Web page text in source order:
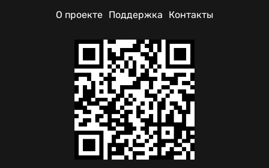
О проекте Поддержка Контакты